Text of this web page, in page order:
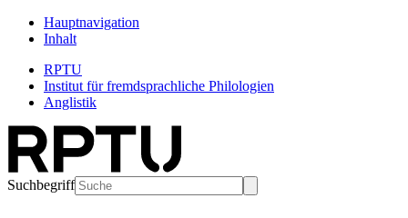
Hauptnavigation
Inhalt
RPTU
Institut für fremdsprachliche Philologien
Anglistik
Suchbegriff